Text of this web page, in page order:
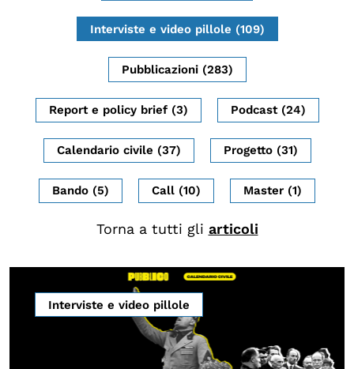
Biblioteca
Mostre digitali
I CONTENUTI
Osservatori di ricerca
Progetti Nazionali
Progetti Internazionali
Storie di Resistenza, ottant’anni dopo
Calendario civile
Elezioni dal mondo
Interviste e video pillole (109)
Pubblicazioni (283)
Report e policy brief (3) Podcast (24)
Calendario civile (37) Progetto (31)
Bando (5) Call (10) Master (1)
Torna a tutti gli articoli
Interviste e video pillole